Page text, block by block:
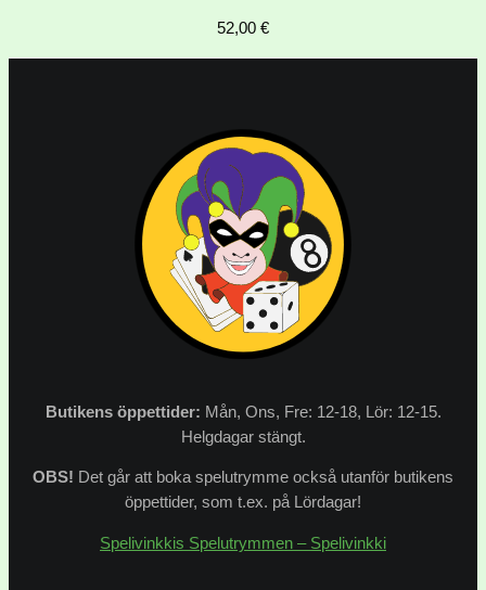
52,00 €
Butikens öppettider: Mån, Ons, Fre: 12-18, Lör: 12-15.
Helgdagar stängt.
OBS! Det går att boka spelutrymme också utanför butikens
öppettider, som t.ex. på Lördagar!
Spelivinkkis Spelutrymmen – Spelivinkki